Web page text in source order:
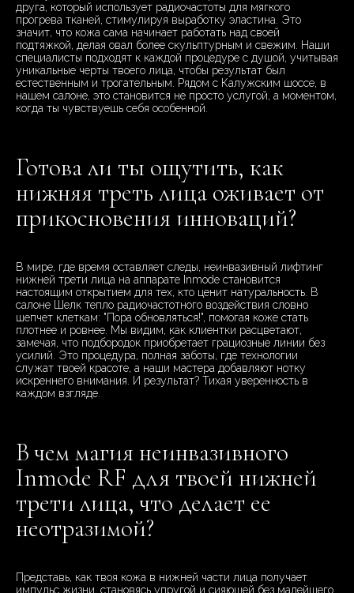
друга, который использует радиочастоты для мягкого
прогрева тканей, стимулируя выработку эластина. Это
значит, что кожа сама начинает работать над своей
подтяжкой, делая овал более скульптурным и свежим. Наши
специалисты подходят к каждой процедуре с душой, учитывая
уникальные черты твоего лица, чтобы результат был
естественным и трогательным. Рядом с Калужским шоссе, в
нашем салоне, это становится не просто услугой, а моментом,
когда ты чувствуешь себя особенной.
Готова ли ты ощутить, как
нижняя треть лица оживает от
прикосновения инноваций?
В мире, где время оставляет следы, неинвазивный лифтинг
нижней трети лица на аппарате Inmode становится
настоящим открытием для тех, кто ценит натуральность. В
салоне Шелк тепло радиочастотного воздействия словно
шепчет клеткам: "Пора обновляться!", помогая коже стать
плотнее и ровнее. Мы видим, как клиентки расцветают,
замечая, что подбородок приобретает грациозные линии без
усилий. Это процедура, полная заботы, где технологии
служат твоей красоте, а наши мастера добавляют нотку
искреннего внимания. И результат? Тихая уверенность в
каждом взгляде.
В чем магия неинвазивного
Inmode RF для твоей нижней
трети лица, что делает ее
неотразимой?
Представь, как твоя кожа в нижней части лица получает
импульс жизни, становясь упругой и сияющей без малейшего